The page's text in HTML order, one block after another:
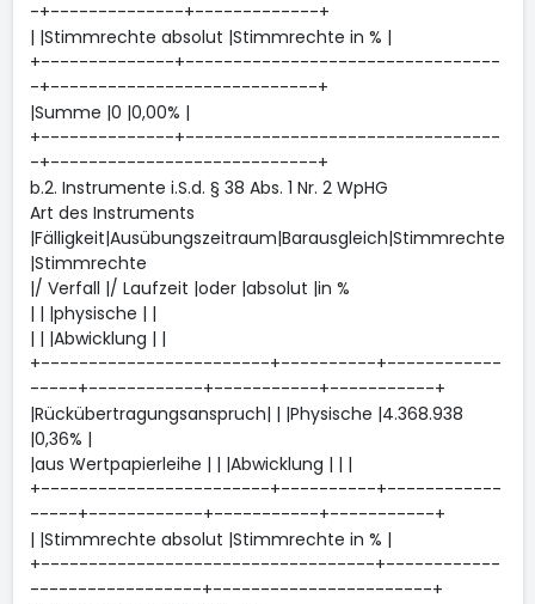
-+--------------+-------------+
| |Stimmrechte absolut |Stimmrechte in % |
+--------------+---------------------------------
-+----------------------------+
|Summe |0 |0,00% |
+--------------+---------------------------------
-+----------------------------+
b.2. Instrumente i.S.d. § 38 Abs. 1 Nr. 2 WpHG
Art des Instruments
|Fälligkeit|Ausübungszeitraum|Barausgleich|Stimmrechte
|Stimmrechte
|/ Verfall |/ Laufzeit |oder |absolut |in %
| | |physische | |
| | |Abwicklung | |
+------------------------+----------+------------
-----+------------+-----------+-----------+
|Rückübertragungsanspruch| | |Physische |4.368.938
|0,36% |
|aus Wertpapierleihe | | |Abwicklung | | |
+------------------------+----------+------------
-----+------------+-----------+-----------+
| |Stimmrechte absolut |Stimmrechte in % |
+-----------------------------------+------------
------------------+-----------------------+